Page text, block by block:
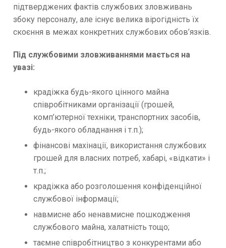
підтверджених фактів службових зловживань
збоку персоналу, але існує велика вірогідність їх
скоєння в межах конкретних службових обов’язків.
Під службовими зловживаннями мається на
увазі:
крадіжка будь-якого цінного майна
співробітниками організації (грошей,
комп’ютерної техніки, транспортних засобів,
будь-якого обладнання і т.п.);
фінансові махінації, використання службових
грошей для власних потреб, хабарі, «відкати» і
т.п.;
крадіжка або розголошення конфіденційної
службової інформації;
навмисне або ненавмисне пошкодження
службового майна, халатність тощо;
таємне співробітництво з конкурентами або